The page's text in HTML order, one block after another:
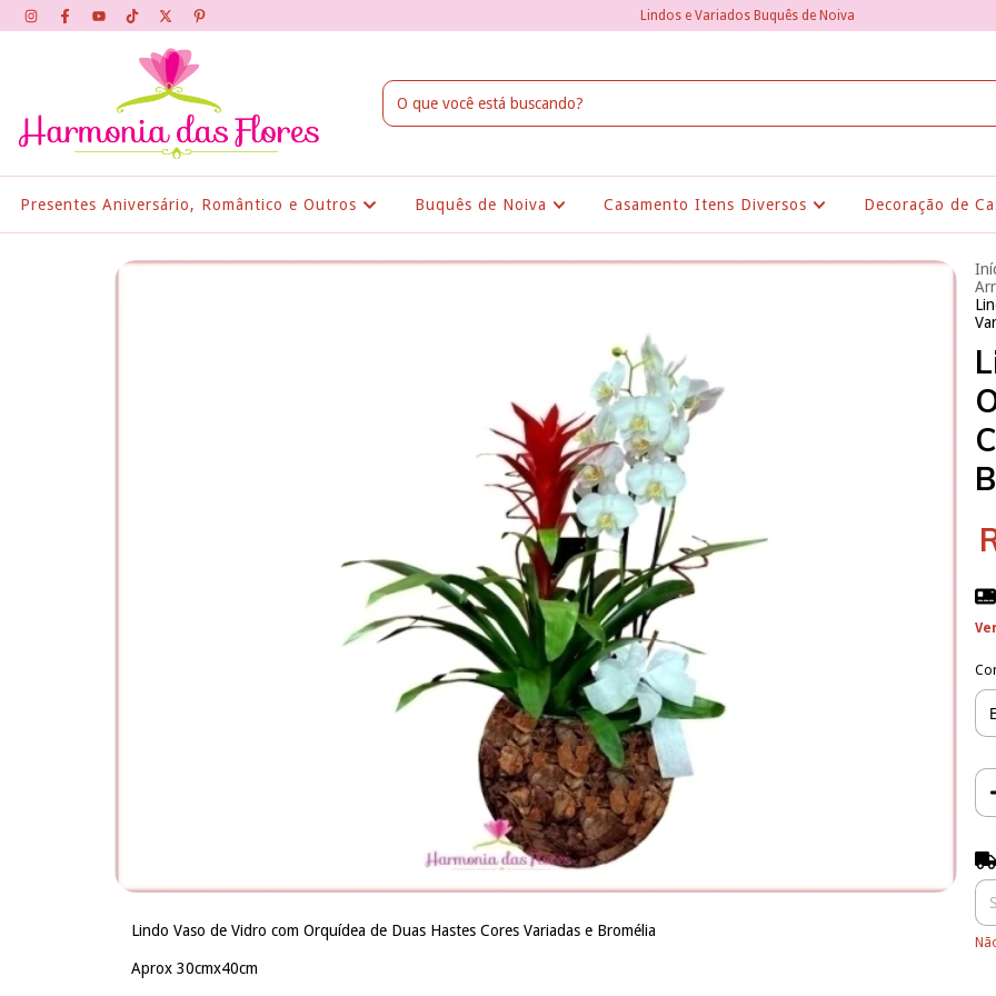
Lindos e Variados Buquês de Noiva
Presentes Aniversário, Romântico e Outros Buquês de Noiva Casamento Itens Diversos Decoração de
Lindo Vaso de Vidro com Orquídea de Duas Hastes Cores Variadas e Bromélia
Aprox 30cmx40cm